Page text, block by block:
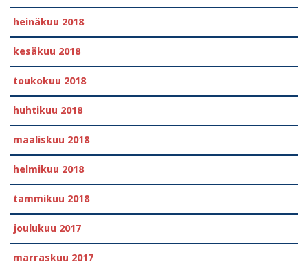
heinäkuu 2018
kesäkuu 2018
toukokuu 2018
huhtikuu 2018
maaliskuu 2018
helmikuu 2018
tammikuu 2018
joulukuu 2017
marraskuu 2017